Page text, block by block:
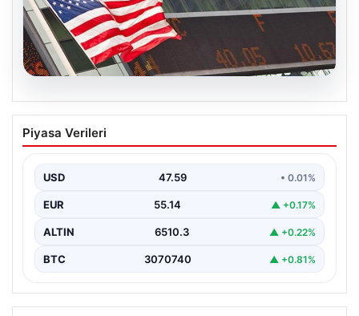
05.08.2026
FED faiz kararı ne zaman açıklanacak?
Nisan ayı faiz beklentisi belli oldu
Piyasa Verileri
USD 47.59 • 0.01%
EUR 55.14 ▲ +0.17%
ALTIN 6510.3 ▲ +0.22%
BTC 3070740 ▲ +0.81%